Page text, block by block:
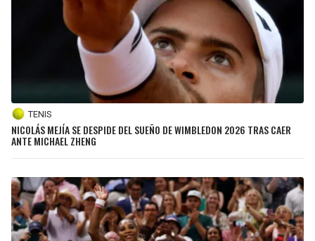
TENIS
NICOLÁS MEJÍA SE DESPIDE DEL SUEÑO DE WIMBLEDON 2026 TRAS CAER
ANTE MICHAEL ZHENG